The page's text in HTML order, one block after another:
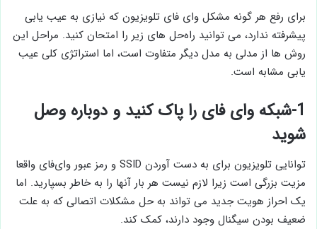
برای رفع هر گونه مشکل وای ‌فای تلویزیون که نیازی به عیب ‌یابی
پیشرفته ندارد، می ‌توانید راه‌حل‌ های زیر را امتحان کنید. مراحل این
روش ‌ها از مدلی به مدل دیگر متفاوت است، اما استراتژی کلی عیب
‌یابی مشابه است.
1-شبکه وای ‌فای را پاک کنید و دوباره وصل
شوید
توانایی تلویزیون برای به دست‌ آوردن SSID و رمز عبور وای‌فای واقعا
مزیت بزرگی است زیرا لازم نیست هر بار آنها را به خاطر بسپارید. اما
یک احراز هویت جدید می ‌تواند به حل مشکلات اتصالی که به علت
ضعیف بودن سیگنال وجود دارند، کمک کند.